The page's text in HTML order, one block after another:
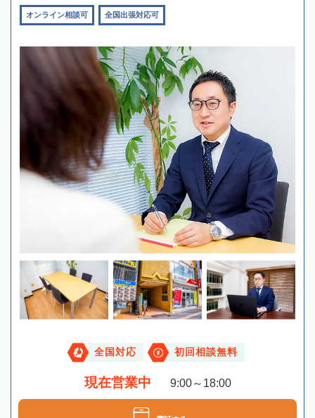
オンライン相談可 全国出張対応可
全国対応 初回相談無料
現在営業中 9:00～18:00